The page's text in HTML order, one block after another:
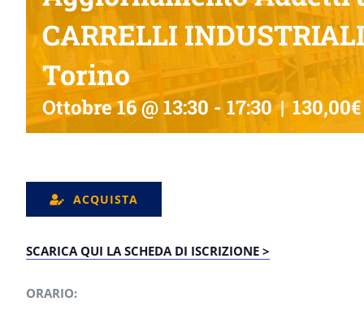
CARRELLI
Torino
Ottobre 16 @ 13:30 - 17:30 |
ACQUISTA
SCARICA QUI LA SCHEDA DI ISCRIZIONE >
ORARIO: